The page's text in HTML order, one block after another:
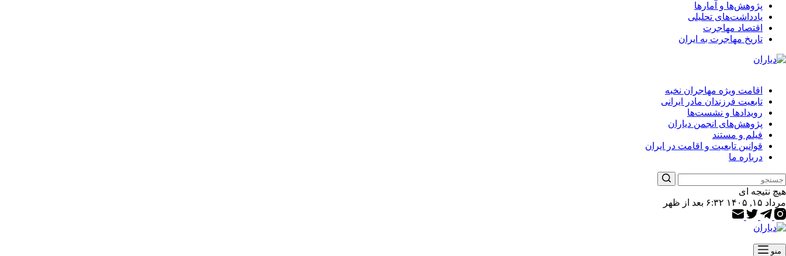
پژوهش‌ها و آمارها
یادداشت‌های تحلیلی
اقتصاد مهاجرت
تاریخ مهاجرت به ایران
اقامت ویژه مهاجران نخبه
تابعیت فرزندان مادر ایرانی
رویدادها و نشست‌ها
پژوهش‌های انجمن دیاران
فیلم و مستند
قوانین تابعیت و اقامت در ایران
درباره ما
هیچ نتیجه ای
مرداد ۱۵, ۱۴۰۵ ۶:۳۲ بعد از ظهر
منو